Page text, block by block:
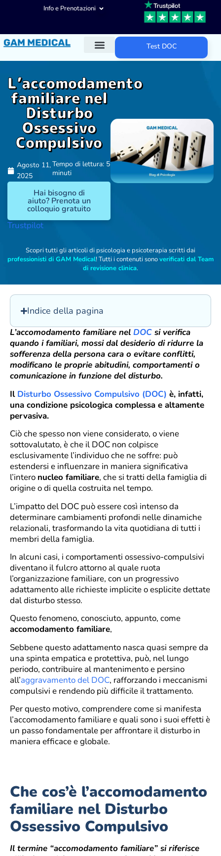
Info e Prenotazioni
Test DOC
L’accomodamento
familiare nel
Disturbo
Ossessivo
Compulsivo
Agosto 11,
2025
Tempo di lettura: 5
minuti
Hai bisogno di
aiuto? Prenota un
colloquio gratuito
Trustpilot
Scopri tutti gli articoli di psicologia e psicoterapia scritti dai
professionisti di GAM Medical! Tutti i contenuti sonoverificati dal Team
di revisione clinica.
Indice della pagina
L’accomodamento familiare nel DOC si verifica
quando i familiari, mossi dal desiderio di ridurre la
sofferenza della persona cara o evitare conflitti,
modificano le proprie abitudini, comportamenti o
comunicazione in funzione del disturbo.
Il Disturbo Ossessivo Compulsivo (DOC) è, infatti,
una condizione psicologica complessa e altamente
pervasiva.
Ciò che spesso non viene considerato, o viene
sottovalutato, è che il DOC non colpisce
esclusivamente l’individuo che ne soffre: può
estendersi e influenzare in maniera significativa
l’intero nucleo familiare, che si tratti della famiglia di
origine o di quella costruita nel tempo.
L’impatto del DOC può essere così intenso da
determinare cambiamenti profondi nelle dinamiche
relazionali, trasformando la vita quotidiana di tutti i
membri della famiglia.
In alcuni casi, i comportamenti ossessivo-compulsivi
diventano il fulcro attorno al quale ruota
l’organizzazione familiare, con un progressivo
adattamento alle richieste implicite o esplicite dettate
dal disturbo stesso.
Questo fenomeno, conosciuto, appunto, come
accomodamento familiare,
Sebbene questo adattamento nasca quasi sempre da
una spinta empatica e protettiva, può, nel lungo
periodo, contribuire al mantenimento e persino
all’aggravamento del DOC, rafforzando i meccanismi
compulsivi e rendendo più difficile il trattamento.
Per questo motivo, comprendere come si manifesta
l’accomodamento familiare e quali sono i suoi effetti è
un passo fondamentale per affrontare il disturbo in
maniera efficace e globale.
Che cos’è l’accomodamento
familiare nel Disturbo
Ossessivo Compulsivo
Il termine “accomodamento familiare” si riferisce